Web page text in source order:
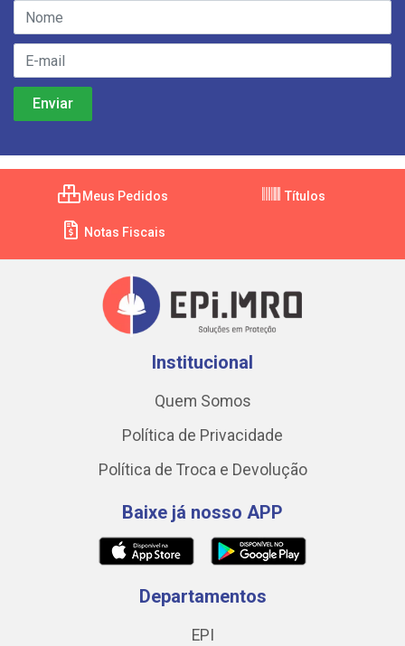
Meus Pedidos Títulos
Notas Fiscais
Institucional
Quem Somos
Política de Privacidade
Política de Troca e Devolução
Baixe já nosso APP
Departamentos
EPI